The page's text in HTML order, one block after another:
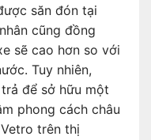
săn đón tại
cũng đồng
sẽ cao hơn so với
Tuy nhiên,
để sở hữu một
phong cách châu
trên thị